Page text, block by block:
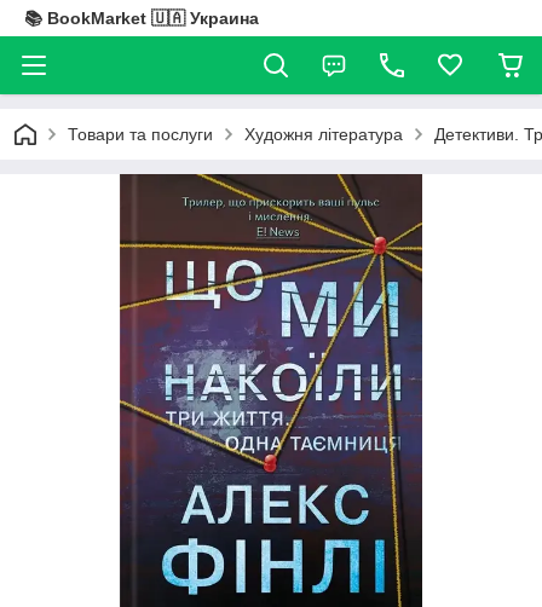
📚 BookMarket 🇺🇦 Украина
Товари та послуги Художня література Детективи.